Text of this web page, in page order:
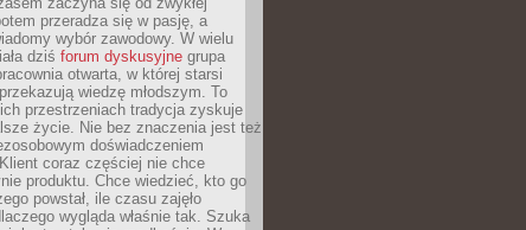
przeradza się w pasję, a
wybór zawodowy. W wielu
dziś forum dyskusyjne grupa
otwarta, w której starsi
wiedzę młodszym. To
przestrzeniach tradycja zyskuje
życie. Nie bez znaczenia jest też
doświadczeniem
coraz częściej nie chce
produktu. Chce wiedzieć, kto go
powstał, ile czasu zajęło
wygląda właśnie tak. Szuka